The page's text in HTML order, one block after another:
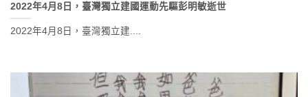
2022年4月8日，臺灣獨立建國運動先驅彭明敏逝世
2022年4月8日，臺灣獨立建....